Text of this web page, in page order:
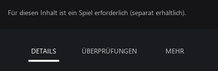
Für diesen Inhalt ist ein Spiel erforderlich (separat erhältlich).
DETAILS ÜBERPRÜFUNGEN MEHR